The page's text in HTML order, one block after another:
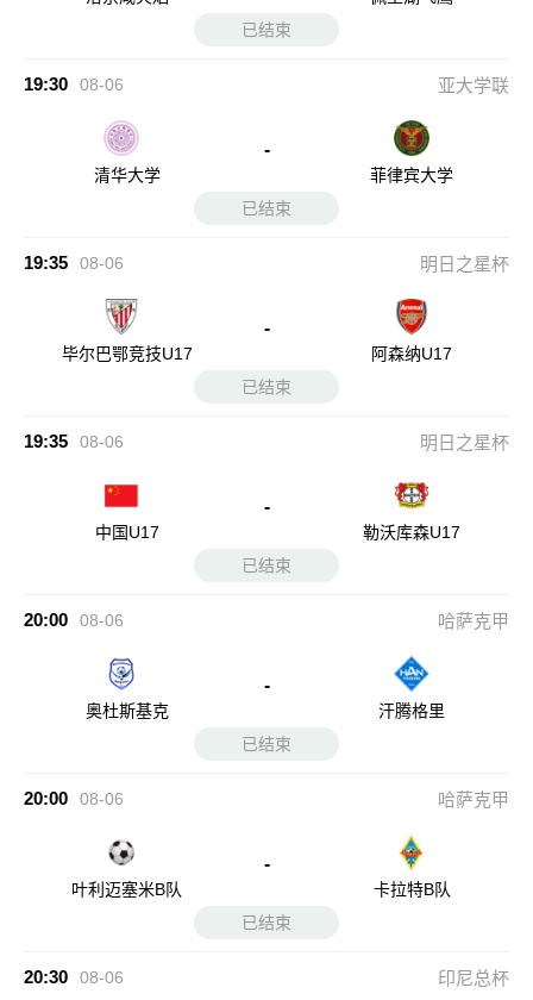
已结束
19:30 08-06 亚大学联
清华大学
-
菲律宾大学
已结束
19:35 08-06 明日之星杯
毕尔巴鄂竞技U17
-
阿森纳U17
已结束
19:35 08-06 明日之星杯
中国U17
-
勒沃库森U17
已结束
20:00 08-06 哈萨克甲
奥杜斯基克
-
汗腾格里
已结束
20:00 08-06 哈萨克甲
叶利迈塞米B队
-
卡拉特B队
已结束
20:30 08-06 印尼总杯